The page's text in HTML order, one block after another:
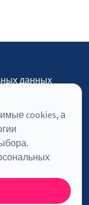
cookies, а
данных